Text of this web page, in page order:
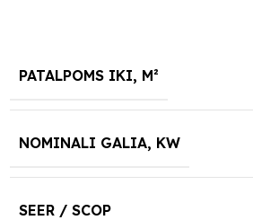
PATALPOMS IKI, M²
NOMINALI GALIA, KW
SEER / SCOP